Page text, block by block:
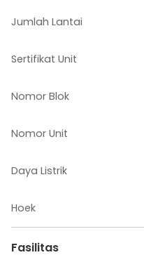
Jumlah Lantai
Sertifikat Unit
Nomor Blok
Nomor Unit
Daya Listrik
Hoek
Fasilitas